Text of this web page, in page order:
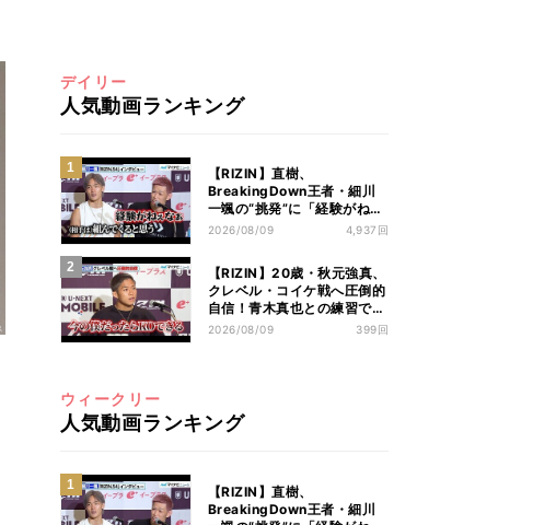
デイリー
人気動画ランキング
【RIZIN】直樹、
BreakingDown王者・細川
一颯の“挑発”に「経験がねぇ
なぁ」
2026/08/09 4,937回
【RIZIN】20歳・秋元強真、
クレベル・コイケ戦へ圧倒的
自信！青木真也との練習で技
術力アップ
2026/08/09 399回
ウィークリー
人気動画ランキング
【RIZIN】直樹、
BreakingDown王者・細川